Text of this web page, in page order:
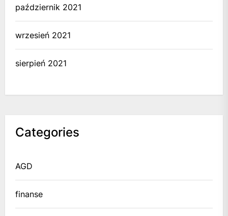
październik 2021
wrzesień 2021
sierpień 2021
Categories
AGD
finanse